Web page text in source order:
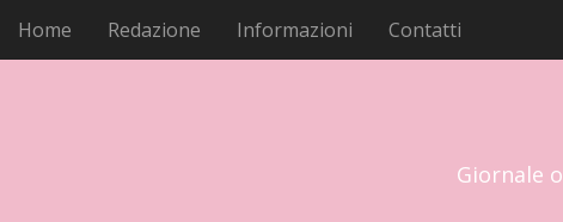
M
i
Home Redazione Informazioni Contatti
Giornale